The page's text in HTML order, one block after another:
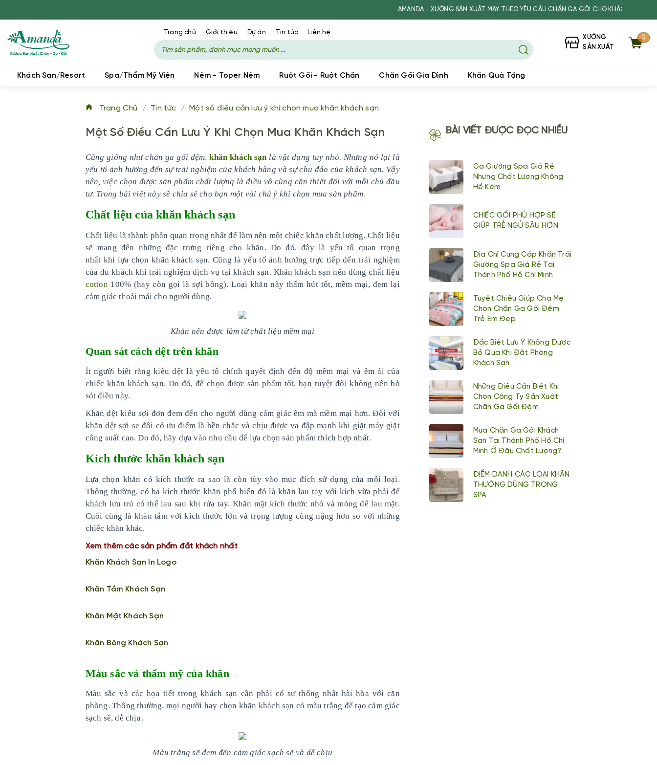
AMANDA - XƯỞNG SẢN XUẤT MAY THEO YÊU CẦU CHĂN GA GỐI CHO KHÁCH SẠN, SPA, TRƯỜNG
Trang chủ Giới thiệu Dự án Tin tức Liên hệ
XƯỞNG
SẢN XUẤT
0
Khách Sạn/Resort Spa/Thẩm Mỹ Viện Nệm - Toper Nệm Ruột Gối - Ruột Chăn Chăn Gối Gia Đình Khăn Quà Tặng
Trang Chủ / Tin tức / Một số điều cần lưu ý khi chọn mua khăn khách sạn
Một Số Điều Cần Lưu Ý Khi Chọn Mua Khăn Khách Sạn
Cũng giống như chăn ga gối đệm,khăn khách sạnlà vật dụng tuy nhỏ. Nhưng nó lại là
yếu tố ảnh hưởng đến sự trải nghiệm của khách hàng và sự chu đáo của khách sạn. Vậy
nên, việc chọn được sản phẩm chất lượng là điều vô cùng cần thiết đối với mỗi chủ đầu
tư. Trong bài viết này sẽ chia sẻ cho bạn một vài chú ý khi chọn mua sản phẩm.
Chất liệu của khăn khách sạn
Chất liệu là thành phần quan trọng nhất để làm nên một chiếc khăn chất lượng. Chất liệu
sẽ mang đến những đặc trưng riêng cho khăn. Do đó, đây là yếu tố quan trọng
nhất khi lựa chọn khăn khách sạn. Cũng là yếu tố ảnh hưởng trực tiếp đến trải nghiệm
của du khách khi trải nghiệm dịch vụ tại khách sạn. Khăn khách sạn nên dùng chất liệu
cotton100% (hay còn gọi là sợi bông). Loại khăn này thấm hút tốt, mềm mại, đem lại
cảm giác thoải mái cho người dùng.
Khăn nên được làm từ chất liệu mềm mại
Quan sát cách dệt trên khăn
Ít người biết rằng kiểu dệt là yếu tố chính quyết định đến độ mềm mại và êm ái của
chiếc khăn khách sạn. Do đó, để chọn được sản phẩm tốt, bạn tuyệt đối không nên bỏ
sót điều này.
Khăn dệt kiểu sợi đơn đem đến cho người dùng cảm giác êm mà mềm mại hơn. Đối với
khăn dệt sợi se đôi có ưu điểm là bền chắc và chịu được va đập mạnh khi giặt máy giặt
công suất cao. Do đó, hãy dựa vào nhu cầu để lựa chọn sản phẩm thích hợp nhất.
Kích thước khăn khách sạn
Lựa chọn khăn có kích thước ra sao là còn tùy vào mục đích sử dụng của mỗi loại.
Thông thường, có ba kích thước khăn phổ biến đó là khăn lau tay với kích vừa phải để
khách lưu trú có thể lau sau khi rửa tay. Khăn mặt kích thước nhỏ và mỏng để lau mặt.
Cuối cùng là khăn tắm với kích thước lớn và trọng lượng cũng nặng hơn so với những
chiếc khăn khác.
Xem thêm các sản phẩm đắt khách nhất
Khăn Khách Sạn In Logo
Khăn Tắm Khách Sạn
Khăn Mặt Khách Sạn
Khăn Bông Khách Sạn
Màu sắc và thẩm mỹ của khăn
Màu sắc và các họa tiết trong khách sạn cần phải có sự thống nhất hài hòa với căn
phòng. Thông thường, mọi người hay chọn khăn khách sạn có màu trắng để tạo cảm giác
sạch sẽ, dễ chịu.
Màu trắng sẽ đem đến cảm giác sạch sẽ và dễ chịu
BÀI VIẾT ĐƯỢC ĐỌC NHIỀU
Ga Giường Spa Giá Rẻ
Nhưng Chất Lượng Không
Hề Kém
CHIẾC GỐI PHÙ HỢP SẼ
GIÚP TRẺ NGỦ SÂU HƠN
Địa Chỉ Cung Cấp Khăn Trải
Giường Spa Giá Rẻ Tại
Thành Phố Hồ Chí Minh
Tuyệt Chiêu Giúp Cha Mẹ
Chọn Chăn Ga Gối Đệm
Trẻ Em Đẹp
Đặc Biệt Lưu Ý Không Được
Bỏ Qua Khi Đặt Phòng
Khách Sạn
Những Điều Cần Biết Khi
Chọn Công Ty Sản Xuất
Chăn Ga Gối Đệm
Mua Chăn Ga Gối Khách
Sạn Tại Thành Phố Hồ Chí
Minh Ở Đâu Chất Lượng?
ĐIỂM DANH CÁC LOẠI KHĂN
THƯỜNG DÙNG TRONG
SPA